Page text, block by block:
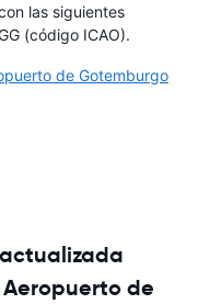
las siguientes
(código ICAO).
de Gotemburgo
de